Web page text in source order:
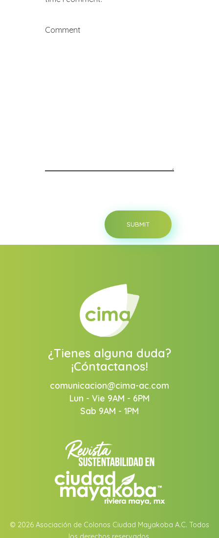
Comment
¿Tienes alguna duda?
¡Cóntactanos!
comunicacion@cima-ac.com
Lun - Vie 9AM - 6PM
Sab 9AM - 1PM
© 2026 Asociación de Colonos Ciudad Mayakoba A.C. Todos